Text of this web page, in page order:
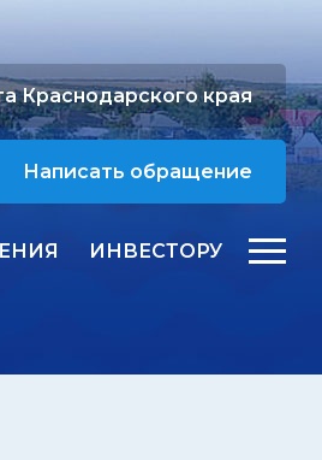
Краснодарского края
Написать обращение
ИНВЕСТОРУ